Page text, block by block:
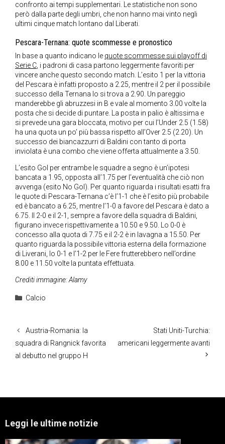
confronto ai tempi supplementari. Le statistiche non sono
però dalla parte degli umbri, che non hanno mai vinto negli
ultimi cinque match lontano dal Liberati.
Pescara-Ternana: quote scommesse e pronostico
In base a quanto indicano le quote scommesse sui playoff di
Serie C, i padroni di casa partono leggermente favoriti per
vincere anche questo secondo match. L’esito 1 per la vittoria
del Pescara è infatti proposto a 2.25, mentre il 2 per il possibile
successo della Ternana lo si trova a 2.90. Un pareggio
manderebbe gli abruzzesi in B e vale al momento 3.00 volte la
posta che si decide di puntare. La posta in palio è altissima e
si prevede una gara bloccata, motivo per cui l’Under 2.5 (1.58)
ha una quota un po’ più bassa rispetto all’Over 2.5 (2.20). Un
successo dei biancazzurri di Baldini con tanto di porta
inviolata è una combo che viene offerta attualmente a 3.50.
L’esito Gol per entrambe le squadre a segno è un’ipotesi
bancata a 1.95, opposta all’1.75 per l’eventualità che ciò non
avvenga (esito No Gol). Per quanto riguarda i risultati esatti fra
le quote di Pescara-Ternana c’è l’1-1 che è l’esito più probabile
ed è bancato a 6.25, mentre l’1-0 a favore del Pescara è dato a
6.75. Il 2-0 e il 2-1, sempre a favore della squadra di Baldini,
figurano invece rispettivamente a 10.50 e 9.50. Lo 0-0 è
concesso alla quota di 7.75 e il 2-2 è in lavagna a 15.50. Per
quanto riguarda la possibile vittoria esterna della formazione
di Liverani, lo 0-1 e l’1-2 per le Fere frutterebbero nell’ordine
8.00 e 11.50 volte la puntata effettuata.
Crediti immagine: Alamy
Categorie
Calcio
Austria-Romania: la
squadra di Rangnick favorita
al debutto nel gruppo H
Stati Uniti-Turchia:
americani leggermente avanti
Leggi le ultime notizie